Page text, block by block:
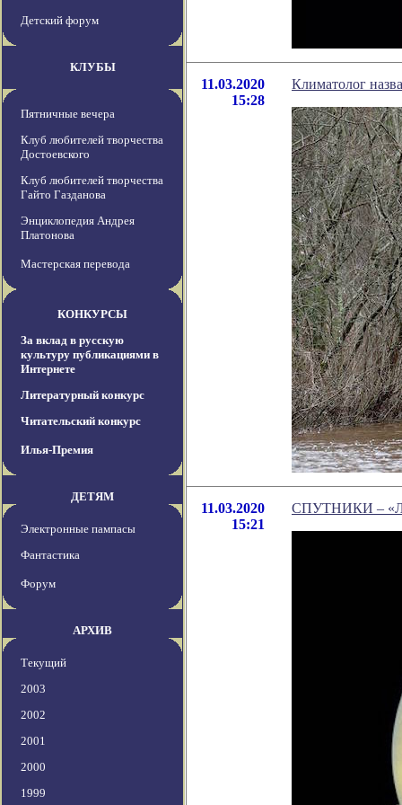
Детский форум
КЛУБЫ
Пятничные вечера
Клуб любителей творчества
Достоевского
Клуб любителей творчества
Гайто Газданова
Энциклопедия Андрея
Платонова
Мастерская перевода
КОНКУРСЫ
За вклад в русскую
культуру публикациями в
Интернете
Литературный конкурс
Читательский конкурс
Илья-Премия
ДЕТЯМ
Электронные пампасы
Фантастика
Форум
АРХИВ
Текущий
2003
2002
2001
2000
1999
11.03.2020
15:28
Климатолог
11.03.2020
15:21
СПУТНИКИ –